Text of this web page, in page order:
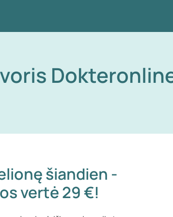
šiandien -
vertė 29 €!